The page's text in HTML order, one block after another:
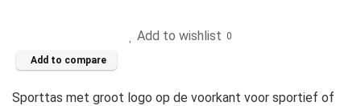
Add to wishlist 0
Add to compare
Sporttas met groot logo op de voorkant voor sportief of